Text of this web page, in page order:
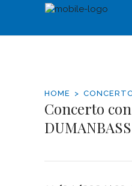
HOME
Concerto
DUMANBASS